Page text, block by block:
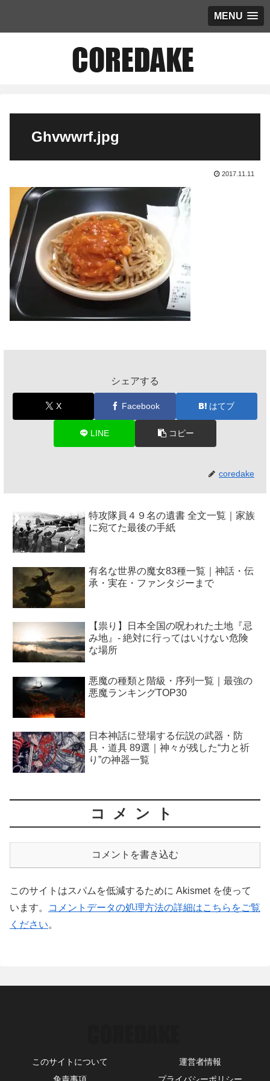
MENU
Ghvwwrf.jpg
2017.11.11
シェアする
X Facebook はてブ
LINE コピー
coredake
特攻隊員４９名の遺書 全文一覧｜家族
に宛てた最後の手紙
有名な世界の魔女83種一覧｜神話・伝
承・実在・ファンタジーまで
【祟り】日本全国の呪われた土地『忌
み地』- 絶対に行ってはいけない危険
な場所
悪魔の種類と階級・序列一覧｜最強の
悪魔ランキングTOP30
日本神話に登場する伝説の武器・防
具・道具 89選｜神々が残した“力と祈
り”の神器一覧
コメント
コメントを書き込む
このサイトはスパムを低減するために Akismet を使って
います。
コメントデータの処理方法の詳細はこちらをご覧
ください。
このサイトについて
運営者情報